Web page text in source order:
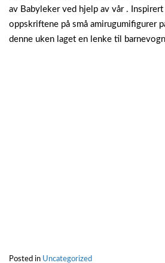
av Babyleker ved hjelp av vår . Inspirert
oppskriftene på små amirugumifigurer
denne uken laget en lenke til
Posted in Uncategorized